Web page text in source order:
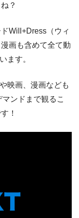
？
Will+Dress（ウィ
画も含めて全て動
ます。
映画、漫画なども
ンドまで観るこ
！